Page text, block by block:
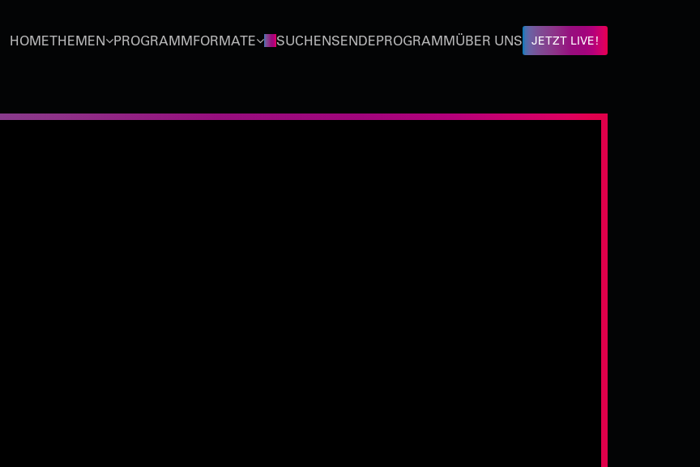
HOMETHEMEN PROGRAMMFORMATE SUCHENSENDEPROGRAMMÜBER UNS JETZT LIVE!